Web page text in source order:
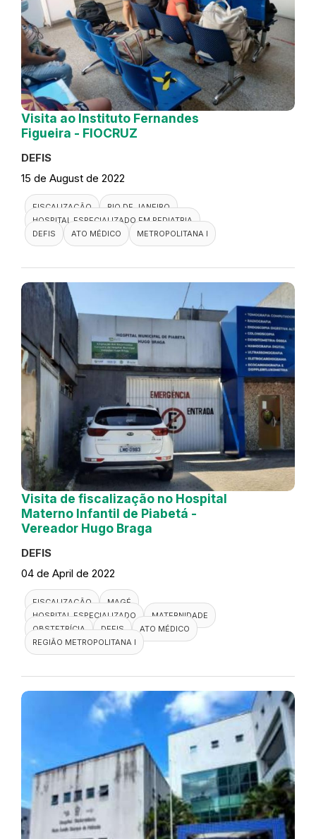
Visita ao Instituto Fernandes
Figueira - FIOCRUZ
DEFIS
15 de August de 2022
FISCALIZAÇÃO
RIO DE JANEIRO
HOSPITAL ESPECIALIZADO EM PEDIATRIA
DEFIS
ATO MÉDICO METROPOLITANA I
Visita de fiscalização no Hospital
Materno Infantil de Piabetá -
Vereador Hugo Braga
DEFIS
04 de April de 2022
FISCALIZAÇÃO
MAGÉ
HOSPITAL ESPECIALIZADO
MATERNIDADE
OBSTETRÍCIA
DEFIS
ATO MÉDICO
REGIÃO METROPOLITANA I